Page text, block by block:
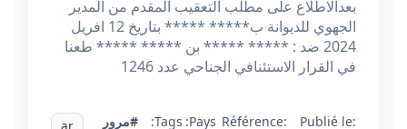
بعدالاطلاع على مطلب التعقيب المقدم من المدير
الجهوي للديوانة ب***** ***** بتاريخ 12 افريل
2024 ضد : ***** ***** بن ***** ***** طعنا
في القرار الاستئنافي الجناحي عدد 1246
Publié le:
Référence:
Pays:
Tags:
#مرور